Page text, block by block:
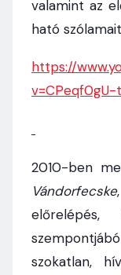
valamint az
ható
https://
v=CPeqf0gU-
2010-ben
Vándorfecske
előrelépés,
szokatlan,